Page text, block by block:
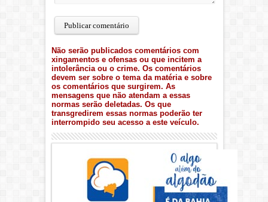
Não serão publicados comentários com
xingamentos e ofensas ou que incitem a
intolerância ou o crime. Os comentários
devem ser sobre o tema da matéria e sobre
os comentários que surgirem. As
mensagens que não atendam a essas
normas serão deletadas. Os que
transgredirem essas normas poderão ter
interrompido seu acesso a este veículo.